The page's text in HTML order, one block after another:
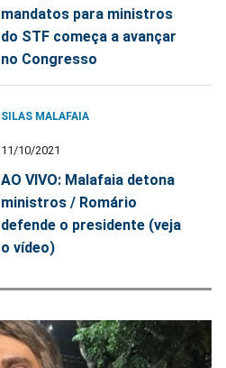
mandatos para ministros
do STF começa a avançar
no Congresso
SILAS MALAFAIA
11/10/2021
AO VIVO: Malafaia detona
ministros / Romário
defende o presidente (veja
o vídeo)